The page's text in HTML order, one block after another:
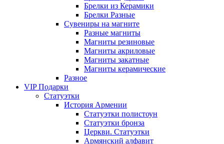
Брелки из Керамики
Брелки Разные
Сувениры на магните
Разные магниты
Магниты резиновые
Магниты акриловые
Магниты закатные
Магниты керамические
Разное
VIP Подарки
Статуэтки
История Армении
Статуэтки полистоун
Статуэтки бронза
Церкви. Статуэтки
Армянский алфавит